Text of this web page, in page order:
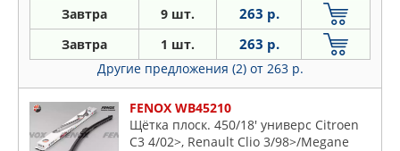
Завтра 9 шт. 263 р.
Завтра 1 шт. 263 р.
Другие предложения (2) от 263 р.
FENOX WB45210
Щётка плоск. 450/18' универс Citroen
C3 4/02>, Renault Clio 3/98>/Megane